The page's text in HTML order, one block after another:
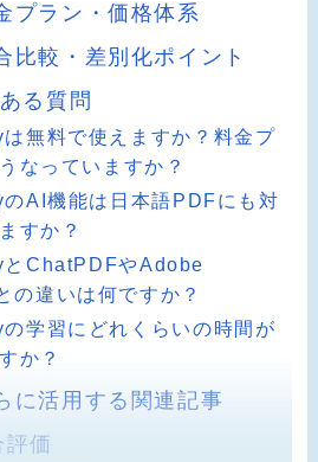
プラン・価格体系
比較・差別化ポイント
る質問
は無料で使えますか？料金プ
なっていますか？
のAI機能は日本語PDFにも対
すか？
とChatPDFやAdobe
の違いは何ですか？
の学習にどれくらいの時間が
か？
に活用する関連記事
評価